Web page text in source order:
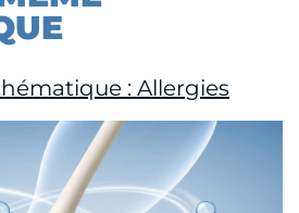
: Allergies